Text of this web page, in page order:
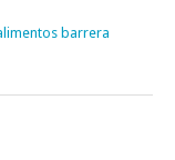
barrera